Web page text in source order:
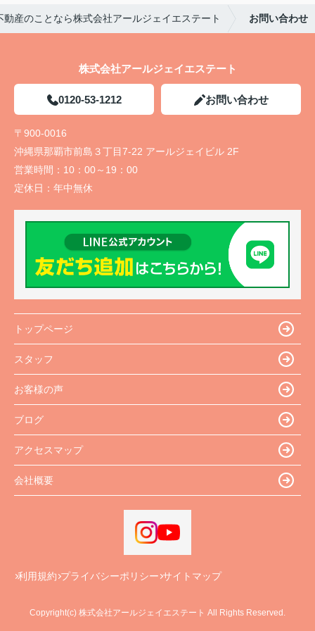
動産のことなら株式会社アールジェイエステート お問い合わせ
株式会社アールジェイエステート
0120-53-1212 お問い合わせ
〒900-0016
沖縄県那覇市前島３丁目7-22 アールジェイビル 2F
営業時間： 10：00～19：00
定休日： 年中無休
トップページ
スタッフ
お客様の声
ブログ
アクセスマップ
会社概要
利用規約 プライバシーポリシー サイトマップ
Copyright(c) 株式会社アールジェイエステート All Rights Reserved.